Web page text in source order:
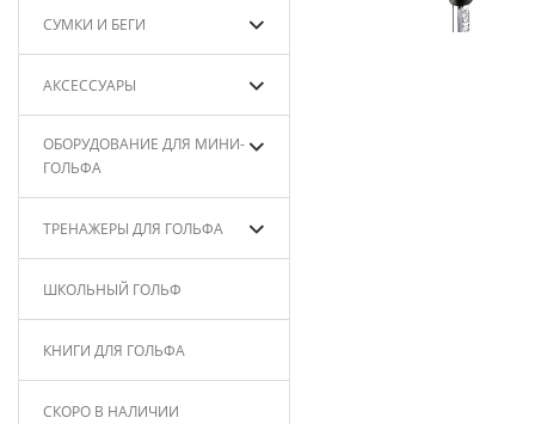
СУМКИ И БЕГИ
АКСЕССУАРЫ
ОБОРУДОВАНИЕ ДЛЯ МИНИ-
ГОЛЬФА
ТРЕНАЖЕРЫ ДЛЯ ГОЛЬФА
ШКОЛЬНЫЙ ГОЛЬФ
КНИГИ ДЛЯ ГОЛЬФА
СКОРО В НАЛИЧИИ